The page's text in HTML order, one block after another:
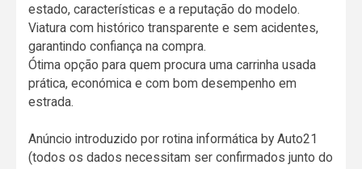
estado, características e a reputação do modelo.
Viatura com histórico transparente e sem acidentes,
garantindo confiança na compra.
Ótima opção para quem procura uma carrinha usada
prática, económica e com bom desempenho em
estrada.
Anúncio introduzido por rotina informática by Auto21
(todos os dados necessitam ser confirmados junto do